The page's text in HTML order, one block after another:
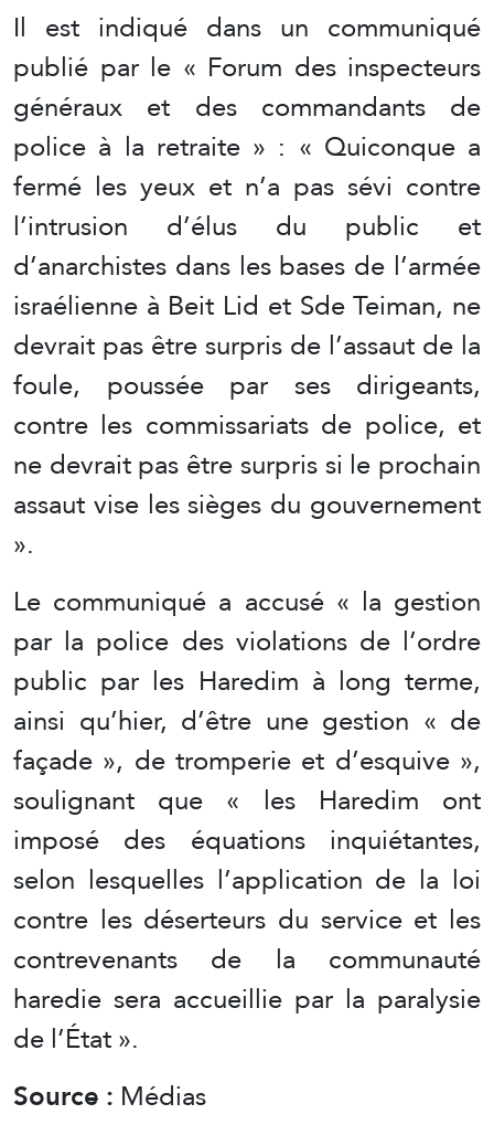
Il est indiqué dans un communiqué
publié par le « Forum des inspecteurs
généraux et des commandants de
police à la retraite » : « Quiconque a
fermé les yeux et n’a pas sévi contre
l’intrusion d’élus du public et
d’anarchistes dans les bases de l’armée
israélienne à Beit Lid et Sde Teiman, ne
devrait pas être surpris de l’assaut de la
foule, poussée par ses dirigeants,
contre les commissariats de police, et
ne devrait pas être surpris si le prochain
assaut vise les sièges du gouvernement
».
Le communiqué a accusé « la gestion
par la police des violations de l’ordre
public par les Haredim à long terme,
ainsi qu’hier, d’être une gestion « de
façade », de tromperie et d’esquive »,
soulignant que « les Haredim ont
imposé des équations inquiétantes,
selon lesquelles l’application de la loi
contre les déserteurs du service et les
contrevenants de la communauté
haredie sera accueillie par la paralysie
de l’État ».
Source : Médias